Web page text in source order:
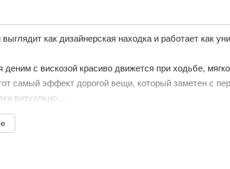
как дизайнерская находка и работает как
деним с вискозой красиво движется при ходьбе,
самый эффект дорогой вещи, который заметен с
визуально ...